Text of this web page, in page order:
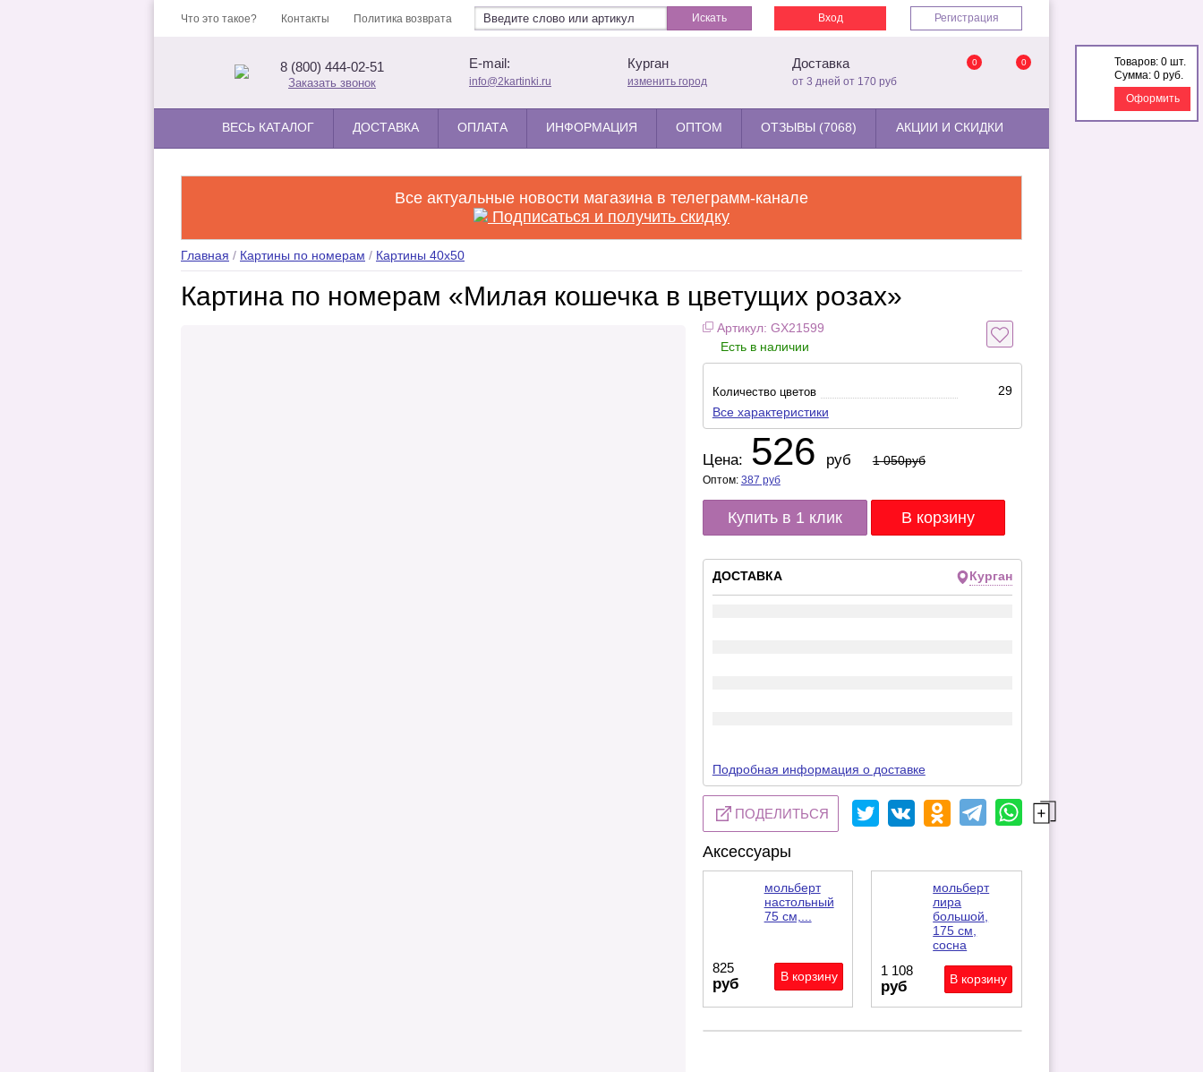
Что это такое? Контакты Политика возврата Искать Вход Регистрация
8 (800) 444-02-51
Заказать звонок
E-mail:
info@2kartinki.ru
Курган
изменить город
Доставка
от 3 дней от 170 руб
0 0
ВЕСЬ КАТАЛОГ ДОСТАВКА ОПЛАТА ИНФОРМАЦИЯ ОПТОМ ОТЗЫВЫ (7068) АКЦИИ И СКИДКИ
Все актуальные новости магазина в телеграмм-канале
Подписаться и получить скидку
Главная / Картины по номерам / Картины 40x50
Картина по номерам «Милая кошечка в цветущих розах»
Артикул: GX21599
Есть в наличии
Количество цветов
29
Все характеристики
Цена: 526 руб 1 050руб
Оптом: 387 руб
Купить в 1 клик
ДОСТАВКА Курган
Подробная информация о доставке
ПОДЕЛИТЬСЯ
Аксессуары
мольберт
настольный
75 см,...
825
руб
мольберт
лира
большой,
175 см,
сосна
1 108
руб
Товаров: 0 шт.
Сумма: 0 руб.
Оформить